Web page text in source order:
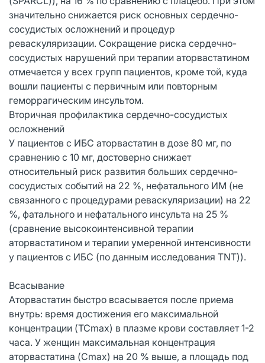
значительно снижается риск основных сердечно-
сосудистых осложнений и процедур
реваскуляризации. Сокращение риска сердечно-
сосудистых нарушений при терапии аторвастатином
отмечается у всех групп пациентов, кроме той, куда
вошли пациенты с первичным или повторным
геморрагическим инсультом.
Вторичная профилактика сердечно-сосудистых
осложнений
У пациентов с ИБС аторвастатин в дозе 80 мг, по
сравнению с 10 мг, достоверно снижает
относительный риск развития больших сердечно-
сосудистых событий на 22 %, нефатального ИМ (не
связанного с процедурами реваскуляризации) на 22
%, фатального и нефатального инсульта на 25 %
(сравнение высокоинтенсивной терапии
аторвастатином и терапии умеренной интенсивности
у пациентов с ИБС (по данным исследования TNT)).
Всасывание
Аторвастатин быстро всасывается после приема
внутрь: время достижения его максимальной
концентрации (TCmax) в плазме крови составляет 1-2
часа. У женщин максимальная концентрация
аторвастатина (Cmax) на 20 % выше, а площадь под